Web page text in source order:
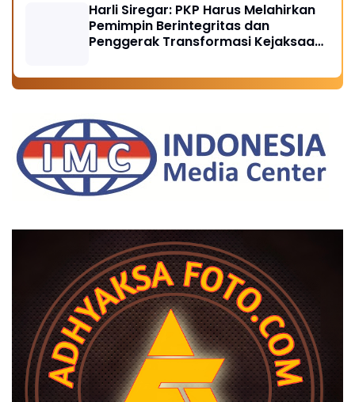
Tempuh Pendidikan Doktor (S3)
Hukum
Harli Siregar: PKP Harus Melahirkan
Pemimpin Berintegritas dan
Penggerak Transformasi Kejaksaan